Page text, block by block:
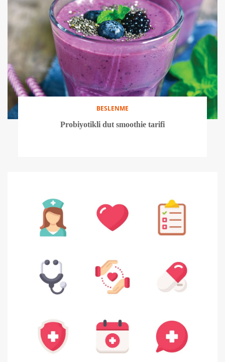
BESLENME
Probiyotikli dut smoothie tarifi